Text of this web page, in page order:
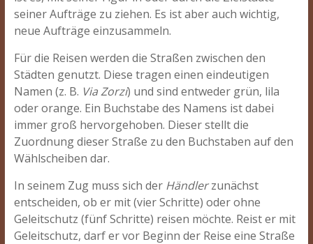
seiner Aufträge zu ziehen. Es ist aber auch wichtig,
neue Aufträge einzusammeln.
Für die Reisen werden die Straßen zwischen den
Städten genutzt. Diese tragen einen eindeutigen
Namen (z. B. Via Zorzi) und sind entweder grün, lila
oder orange. Ein Buchstabe des Namens ist dabei
immer groß hervorgehoben. Dieser stellt die
Zuordnung dieser Straße zu den Buchstaben auf den
Wählscheiben dar.
In seinem Zug muss sich der Händlerzunächst
entscheiden, ob er mit (vier Schritte) oder ohne
Geleitschutz (fünf Schritte) reisen möchte. Reist er mit
Geleitschutz, darf er vor Beginn der Reise eine Straße